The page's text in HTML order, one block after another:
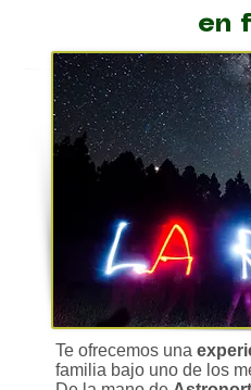
en
Te ofrecemos una
familia bajo uno de los